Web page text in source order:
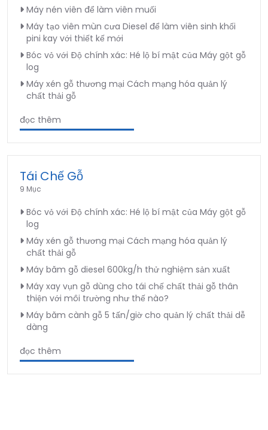
Máy nén viên để làm viên muối
Máy tạo viên mùn cưa Diesel để làm viên sinh khối
pini kay với thiết kế mới
Bóc vỏ với Độ chính xác: Hé lộ bí mật của Máy gột gỗ
log
Máy xén gỗ thương mại Cách mạng hóa quản lý
chất thải gỗ
đọc thêm
Tái Chế Gỗ
9 Mục
Bóc vỏ với Độ chính xác: Hé lộ bí mật của Máy gột gỗ
log
Máy xén gỗ thương mại Cách mạng hóa quản lý
chất thải gỗ
Máy băm gỗ diesel 600kg/h thử nghiệm sản xuất
Máy xay vụn gỗ dùng cho tái chế chất thải gỗ thân
thiện với môi trường như thế nào?
Máy băm cành gỗ 5 tấn/giờ cho quản lý chất thải dễ
dàng
đọc thêm